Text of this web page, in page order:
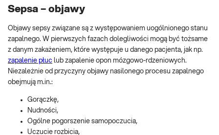
Sepsa – objawy
Objawy sepsy związane są z występowaniem uogólnionego stanu
zapalnego. W pierwszych fazach dolegliwości mogą być tożsame
z danym zakażeniem, które występuje u danego pacjenta, jak np.
zapalenie płuc lub zapalenie opon mózgowo-rdzeniowych.
Niezależnie od przyczyny objawy nasilonego procesu zapalnego
obejmują m.in.:
Gorączkę,
Nudności,
Ogólne pogorszenie samopoczucia,
Uczucie rozbicia,